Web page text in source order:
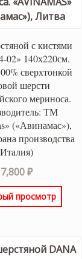
с кистями
02» 140х220см.
сверхтонкой
шерсти
мериноса.
ТМ
(«Авинамас»),
производства
Италия)
7,800₽
просмотр